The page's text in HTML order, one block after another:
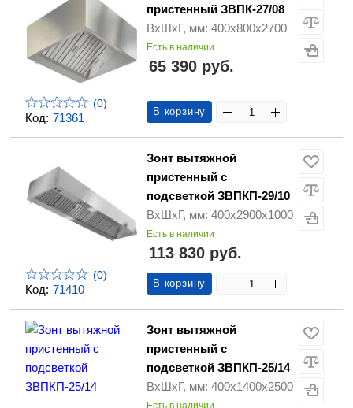
Код: 71361
(0)
пристенный ЗВПК-27/08
ВхШхГ, мм: 400х800х2700
Есть в наличии
65 390 руб.
В корзину
Код: 71410
(0)
Зонт вытяжной
пристенный с
подсветкой ЗВПКП-29/10
ВхШхГ, мм: 400х2900х1000
Есть в наличии
113 830 руб.
В корзину
Зонт вытяжной
пристенный с
подсветкой ЗВПКП-25/14
ВхШхГ, мм: 400х1400х2500